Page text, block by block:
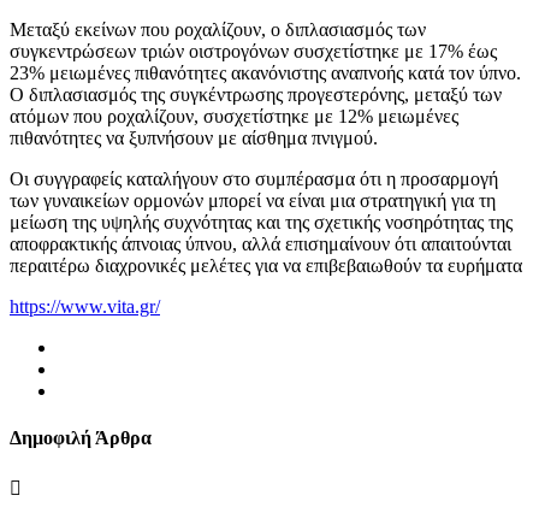
Μεταξύ εκείνων που ροχαλίζουν, ο διπλασιασμός των
συγκεντρώσεων τριών οιστρογόνων συσχετίστηκε με 17% έως
23% μειωμένες πιθανότητες ακανόνιστης αναπνοής κατά τον ύπνο.
Ο διπλασιασμός της συγκέντρωσης προγεστερόνης, μεταξύ των
ατόμων που ροχαλίζουν, συσχετίστηκε με 12% μειωμένες
πιθανότητες να ξυπνήσουν με αίσθημα πνιγμού.
Οι συγγραφείς καταλήγουν στο συμπέρασμα ότι η προσαρμογή
των γυναικείων ορμονών μπορεί να είναι μια στρατηγική για τη
μείωση της υψηλής συχνότητας και της σχετικής νοσηρότητας της
αποφρακτικής άπνοιας ύπνου, αλλά επισημαίνουν ότι απαιτούνται
περαιτέρω διαχρονικές μελέτες για να επιβεβαιωθούν τα ευρήματα
https://www.vita.gr/
Δημοφιλή Άρθρα